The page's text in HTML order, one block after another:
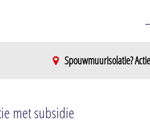
Spouwmuurisolatie?
met subsidie